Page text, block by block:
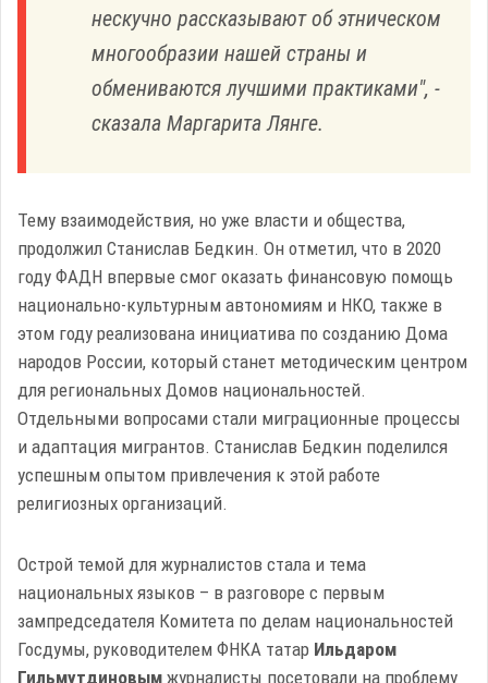
нескучно рассказывают об этническом
многообразии нашей страны и
обмениваются лучшими практиками", -
сказала Маргарита Лянге.
Тему взаимодействия, но уже власти и общества,
продолжил Станислав Бедкин. Он отметил, что в 2020
году ФАДН впервые смог оказать финансовую помощь
национально-культурным автономиям и НКО, также в
этом году реализована инициатива по созданию Дома
народов России, который станет методическим центром
для региональных Домов национальностей.
Отдельными вопросами стали миграционные процессы
и адаптация мигрантов. Станислав Бедкин поделился
успешным опытом привлечения к этой работе
религиозных организаций.
Острой темой для журналистов стала и тема
национальных языков – в разговоре с первым
зампредседателя Комитета по делам национальностей
Госдумы, руководителем ФНКА татар Ильдаром
Гильмутдиновым журналисты посетовали на проблему